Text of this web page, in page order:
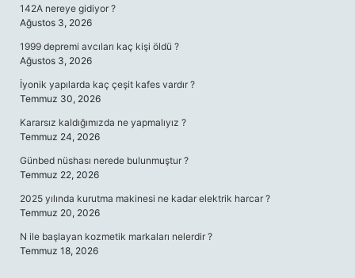
142A nereye gidiyor ?
Ağustos 3, 2026
1999 depremi avcıları kaç kişi öldü ?
Ağustos 3, 2026
İyonik yapılarda kaç çeşit kafes vardır ?
Temmuz 30, 2026
Kararsız kaldığımızda ne yapmalıyız ?
Temmuz 24, 2026
Günbed nüshası nerede bulunmuştur ?
Temmuz 22, 2026
2025 yılında kurutma makinesi ne kadar elektrik harcar ?
Temmuz 20, 2026
N ile başlayan kozmetik markaları nelerdir ?
Temmuz 18, 2026